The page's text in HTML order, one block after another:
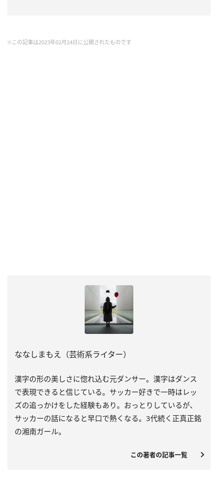
※この記事は2023年02月24日に公開されたものです
ななしまもえ（芸術系ライター）
漢字の形の美しさに惚れ込む元ダンサー。漢字はダンス
で表現できると信じている。サッカー好きで一時はレッ
ズの追っかけをした経験もあり。おっとりしているが、
サッカーの話になると早口で熱くなる。3代続く正真正銘
の湘南ガール。
この著者の記事一覧